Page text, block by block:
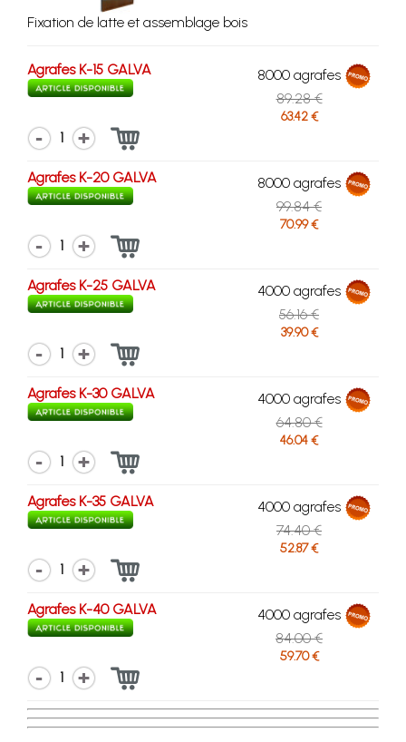
Fixation de latte et assemblage bois
Agrafes K-15 GALVA
8000 agrafes
89.28 €
63.42 €
1
Agrafes K-20 GALVA
8000 agrafes
99.84 €
70.99 €
1
Agrafes K-25 GALVA
4000 agrafes
56.16 €
39.90 €
1
Agrafes K-30 GALVA
4000 agrafes
64.80 €
46.04 €
1
Agrafes K-35 GALVA
4000 agrafes
74.40 €
52.87 €
1
Agrafes K-40 GALVA
4000 agrafes
84.00 €
59.70 €
1